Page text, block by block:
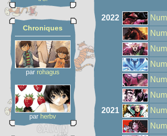
Chroniques
par rohagus
par herbv
2022
2021